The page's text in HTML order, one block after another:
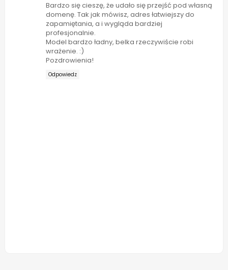
Bardzo się cieszę, że udało się przejść pod własną
domenę. Tak jak mówisz, adres łatwiejszy do
zapamiętania, a i wygląda bardziej
profesjonalnie.
Model bardzo ładny, belka rzeczywiście robi
wrażenie. :)
Pozdrowienia!
Odpowiedz